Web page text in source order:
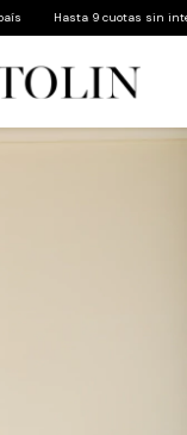
Hasta 9 cuotas sin